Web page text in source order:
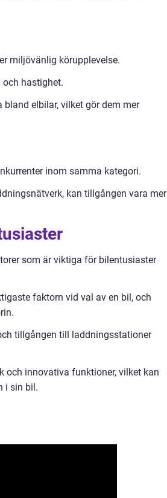
miljövänlig körupplevelse.
och hastighet.
elbilar, vilket gör dem mer
inom samma kategori.
kan tillgången vara mer
som är viktiga för bilentusiaster
faktorn vid val av en bil, och
tillgången till laddningsstationer
och innovativa funktioner, vilket kan
i sin bil.